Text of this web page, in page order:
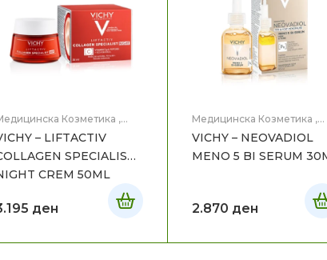
Козметика ,
– LIFTACTIV
SPECIALIST
CREM 50ML
ден
Медицинска Козметика ,
VICHY – NEOVADIOL
MENO 5 BI SERUM
2.870 ден